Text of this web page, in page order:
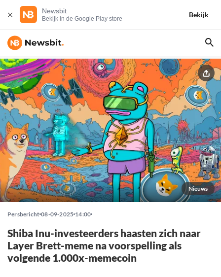
Newsbit
Bekijk in de Google Play store
Bekijk
Nieuws
Persbericht 08-09-2025 14:00
Shiba Inu-investeerders haasten zich naar
Layer Brett-meme na voorspelling als
volgende 1.000x-memecoin